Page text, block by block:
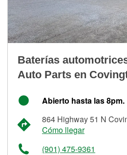
Baterías
Auto Parts en
Abierto hasta las 8pm.
864 Highway 51 N
Cómo llegar
(901) 475-9361